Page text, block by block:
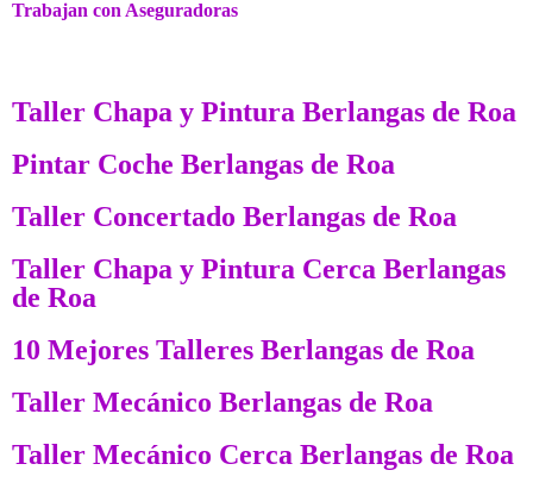
Trabajan con Aseguradoras
Taller Chapa y Pintura Berlangas de Roa
Pintar Coche Berlangas de Roa
Taller Concertado Berlangas de Roa
Taller Chapa y Pintura Cerca Berlangas
de Roa
10 Mejores Talleres Berlangas de Roa
Taller Mecánico Berlangas de Roa
Taller Mecánico Cerca Berlangas de Roa